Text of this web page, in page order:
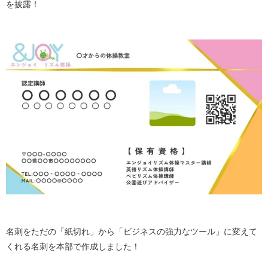
を披露！
名刺をただの「紙切れ」から「ビジネスの強力なツール」に変えて
くれる名刺を本部で作成しました！